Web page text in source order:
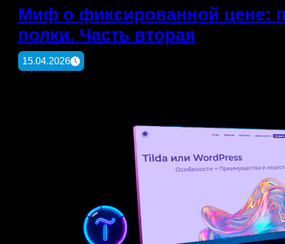
Миф о фиксированной цене:
полки. Часть вторая
15.04.2026